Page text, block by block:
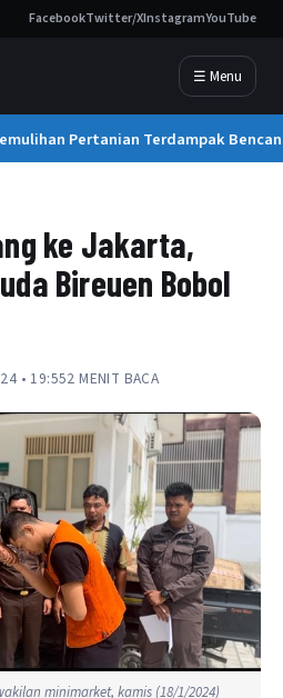
FacebookTwitter/XInstagramYouTube
☰ Menu
Pertanian Terdampak
ke Jakarta,
Bireuen Bobol
• 19:552 MENIT BACA
minimarket, kamis (18/1/2024)